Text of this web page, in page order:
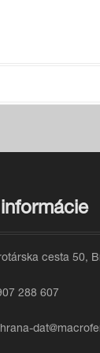
cesta 50,
288 607